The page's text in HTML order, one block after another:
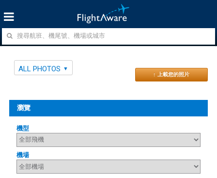
ALL PHOTOS
↑ 上載您的照片
瀏覽
機型
機場